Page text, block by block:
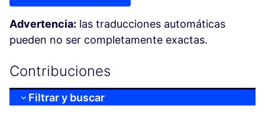
Advertencia: las traducciones automáticas
pueden no ser completamente exactas.
Contribuciones
Filtrar y buscar